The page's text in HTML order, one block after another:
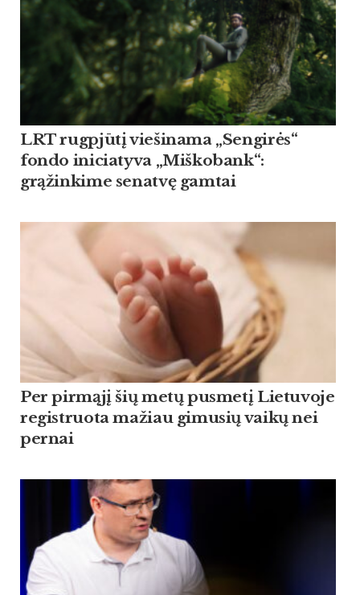
LRT rugpjūtį viešinama „Sengirės“
fondo iniciatyva „Miškobank“:
grąžinkime senatvę gamtai
Per pirmąjį šių metų pusmetį Lietuvoje
registruota mažiau gimusių vaikų nei
pernai